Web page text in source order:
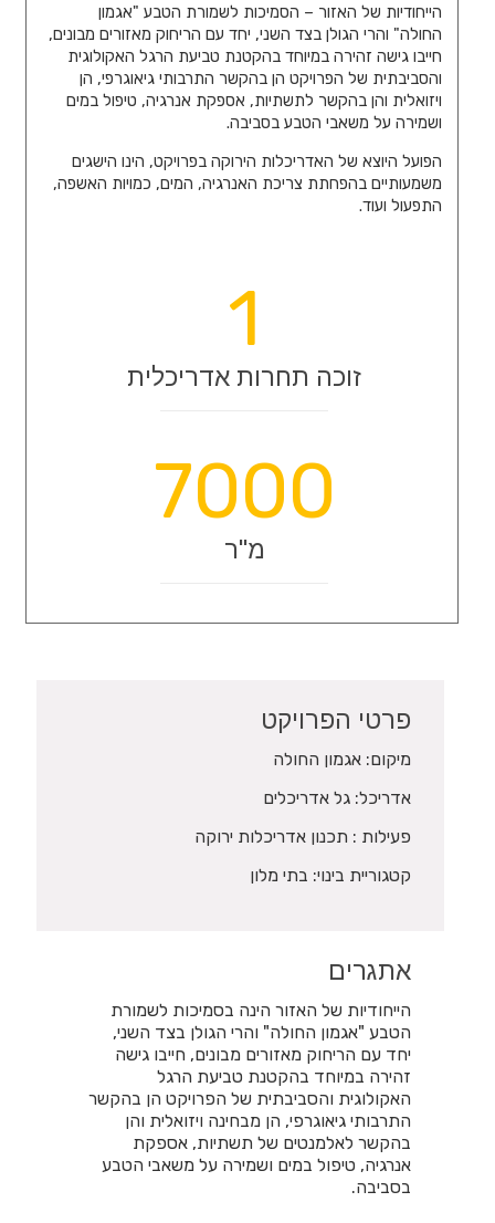
הייחודיות של האזור – הסמיכות לשמורת הטבע "אגמון
החולה" והרי הגולן בצד השני, יחד עם הריחוק מאזורים מבונים,
חייבו גישה זהירה במיוחד בהקטנת טביעת הרגל האקולוגית
והסביבתית של הפרויקט הן בהקשר התרבותי גיאוגרפי, הן
ויזואלית והן בהקשר לתשתיות, אספקת אנרגיה, טיפול במים
ושמירה על משאבי הטבע בסביבה.
הפועל היוצא של האדריכלות הירוקה בפרויקט, הינו הישגים
משמעותיים בהפחתת צריכת האנרגיה, המים, כמויות האשפה,
התפעול ועוד.
1
זוכה תחרות אדריכלית
7000
מ"ר
פרטי הפרויקט
מיקום: אגמון החולה
אדריכל: גל אדריכלים
פעילות : תכנון אדריכלות ירוקה
קטגוריית בינוי: בתי מלון
אתגרים
הייחודיות של האזור הינה בסמיכות לשמורת
הטבע "אגמון החולה" והרי הגולן בצד השני,
יחד עם הריחוק מאזורים מבונים, חייבו גישה
זהירה במיוחד בהקטנת טביעת הרגל
האקולוגית והסביבתית של הפרויקט הן בהקשר
התרבותי גיאוגרפי, הן מבחינה ויזואלית והן
בהקשר לאלמנטים של תשתיות, אספקת
אנרגיה, טיפול במים ושמירה על משאבי הטבע
בסביבה.